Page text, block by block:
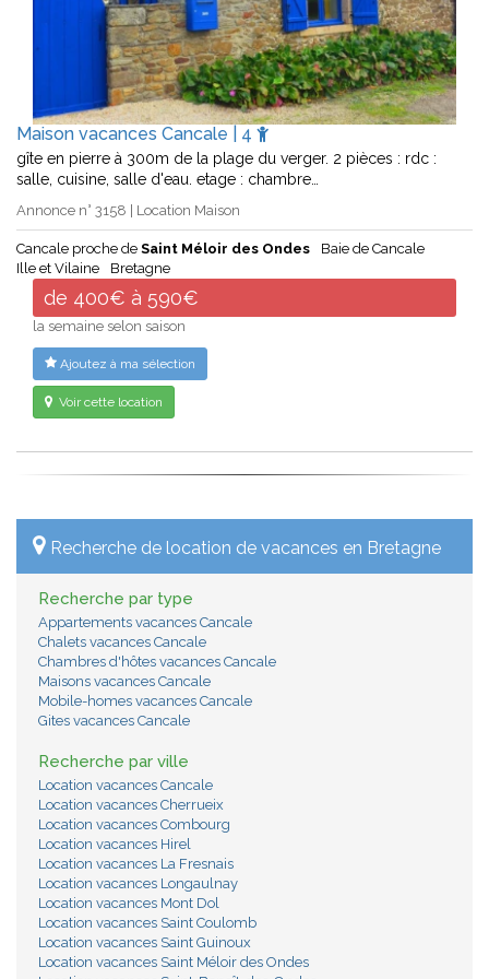
Maison vacances Cancale | 4
gîte en pierre à 300m de la plage du verger. 2 pièces : rdc :
salle, cuisine, salle d'eau. etage : chambre…
Annonce n° 3158 | Location Maison
Cancale proche de Saint Méloir des Ondes
Baie de Cancale
Ille et Vilaine
Bretagne
de 400€ à 590€
la semaine selon saison
Ajoutez à ma sélection
Voir cette location
Recherche de location de vacances en Bretagne
Recherche par type
Appartements vacances Cancale
Chalets vacances Cancale
Chambres d'hôtes vacances Cancale
Maisons vacances Cancale
Mobile-homes vacances Cancale
Gites vacances Cancale
Recherche par ville
Location vacances Cancale
Location vacances Cherrueix
Location vacances Combourg
Location vacances Hirel
Location vacances La Fresnais
Location vacances Longaulnay
Location vacances Mont Dol
Location vacances Saint Coulomb
Location vacances Saint Guinoux
Location vacances Saint Méloir des Ondes